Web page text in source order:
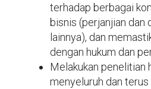
terhadap berbagai
bisnis (perjanjian dan
lainnya), dan
dengan hukum dan
Melakukan penelitian
menyeluruh dan